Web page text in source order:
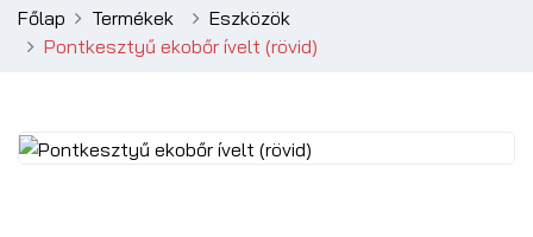
Főlap Termékek
Eszközök
Pontkesztyű ekobőr ívelt (rövid)